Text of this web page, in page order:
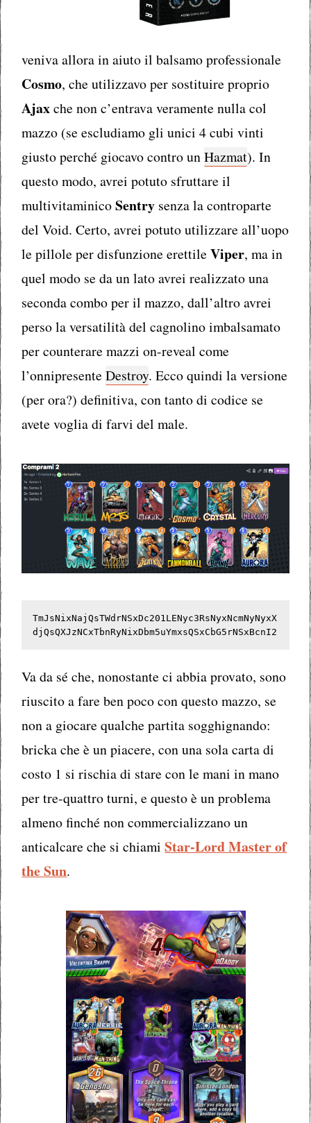
veniva allora in aiuto il balsamo professionale
Cosmo, che utilizzavo per sostituire proprio
Ajaxche non c’entrava veramente nulla col
mazzo (se escludiamo gli unici 4 cubi vinti
giusto perché giocavo contro unHazmat). In
questo modo, avrei potuto sfruttare il
multivitaminicoSentry senza la controparte
del Void. Certo, avrei potuto utilizzare all’uopo
le pillole per disfunzione erettileViper, ma in
quel modo se da un lato avrei realizzato una
seconda combo per il mazzo, dall’altro avrei
perso la versatilità del cagnolino imbalsamato
per counterare mazzi on-reveal come
l’onnipresenteDestroy. Ecco quindi la versione
(per ora?) definitiva, con tanto di codice se
avete voglia di farvi del male.
TmJsNixNajQsTWdrNSxDc201LENyc3RsNyxNcmNyNyxX
djQsQXJzNCxTbnRyNixDbm5uYmxsQSxCbG5rNSxBcnI2
Va da sé che, nonostante ci abbia provato, sono
riuscito a fare ben poco con questo mazzo, se
non a giocare qualche partita sogghignando:
bricka che è un piacere, con una sola carta di
costo 1 si rischia di stare con le mani in mano
per tre-quattro turni, e questo è un problema
almeno finché non commercializzano un
anticalcare che si chiamiStar-Lord Master of
the Sun.